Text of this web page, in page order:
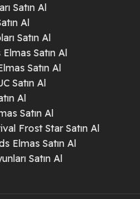
Satın Al
Al
Satın Al
Satın Al
Satın Al
Satın Al
Al
Satın Al
Frost Star Satın Al
Elmas Satın Al
Satın Al